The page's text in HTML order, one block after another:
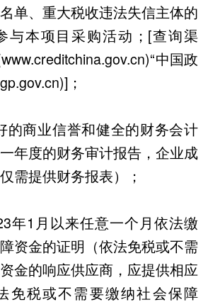
单、重大税收违法失信主体的
与本项目采购活动；[查询渠
中国政
；
商业信誉和健全的财务会计
年度的财务审计报告，企业成
需提供财务报表）；
1月以来任意一个月依法缴
资金的证明（依法免税或不需
金的响应供应商，应提供相应
免税或不需要缴纳社会保障